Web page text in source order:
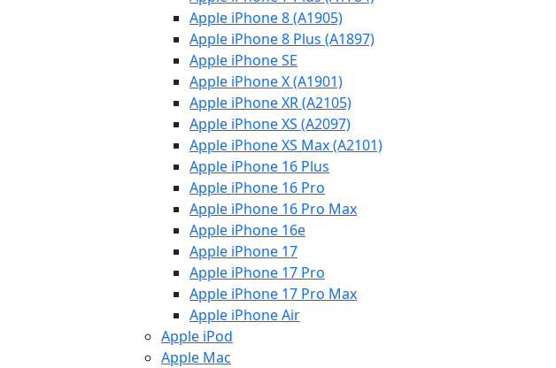
Apple iPhone 8 (A1905)
Apple iPhone 8 Plus (A1897)
Apple iPhone SE
Apple iPhone X (A1901)
Apple iPhone XR (A2105)
Apple iPhone XS (A2097)
Apple iPhone XS Max (A2101)
Apple iPhone 16 Plus
Apple iPhone 16 Pro
Apple iPhone 16 Pro Max
Apple iPhone 16e
Apple iPhone 17
Apple iPhone 17 Pro
Apple iPhone 17 Pro Max
Apple iPhone Air
Apple iPod
Apple Mac